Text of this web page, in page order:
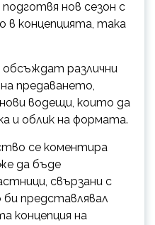
нов сезон с
в концепцията, така
обсъждат различни
предаването,
водещи, които да
и облик на формата.
се коментира
да бъде
свързани с
би представлявал
концепция на